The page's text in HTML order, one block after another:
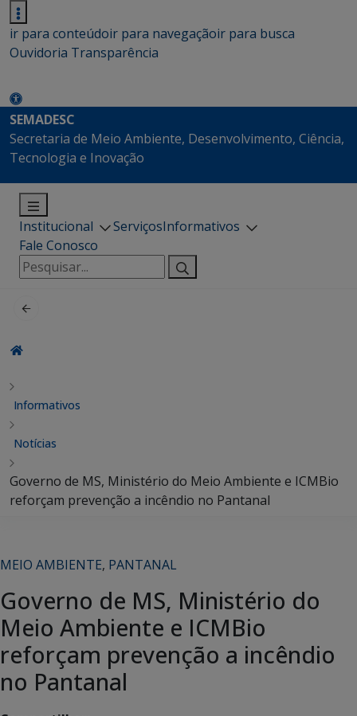
ir para conteúdoir para navegaçãoir para busca
Ouvidoria Transparência
SEMADESC
Secretaria de Meio Ambiente, Desenvolvimento, Ciência,
Tecnologia e Inovação
Institucional ServiçosInformativos
Fale Conosco
Pesquisar
por:
Informativos
Notícias
Governo de MS, Ministério do Meio Ambiente e ICMBio
reforçam prevenção a incêndio no Pantanal
MEIO AMBIENTE, PANTANAL
Governo de MS, Ministério do
Meio Ambiente e ICMBio
reforçam prevenção a incêndio
no Pantanal